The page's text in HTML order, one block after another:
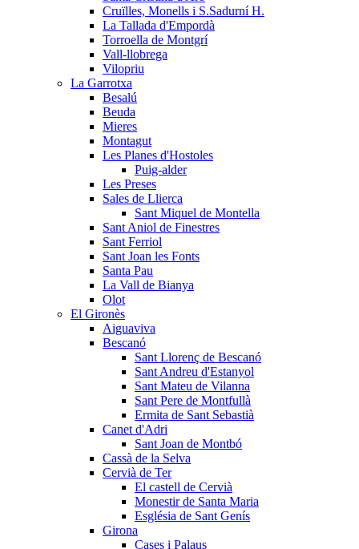
Cruïlles, Monells i S.Sadurní H.
La Tallada d'Empordà
Torroella de Montgrí
Vall-llobrega
Vilopriu
La Garrotxa
Besalú
Beuda
Mieres
Montagut
Les Planes d'Hostoles
Puig-alder
Les Preses
Sales de Llierca
Sant Miquel de Montella
Sant Aniol de Finestres
Sant Ferriol
Sant Joan les Fonts
Santa Pau
La Vall de Bianya
Olot
El Gironès
Aiguaviva
Bescanó
Sant Llorenç de Bescanó
Sant Andreu d'Estanyol
Sant Mateu de Vilanna
Sant Pere de Montfullà
Ermita de Sant Sebastià
Canet d'Adri
Sant Joan de Montbó
Cassà de la Selva
Cervià de Ter
El castell de Cervià
Monestir de Santa Maria
Església de Sant Genís
Girona
Cases i Palaus